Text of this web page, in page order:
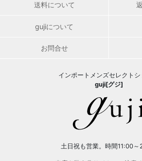
送料について
gujiについて
お問合せ
インポートメンズセレクトシ
guji[グジ]
土日祝も営業。時間11:00